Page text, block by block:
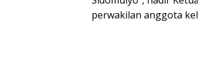
perwakilan anggota